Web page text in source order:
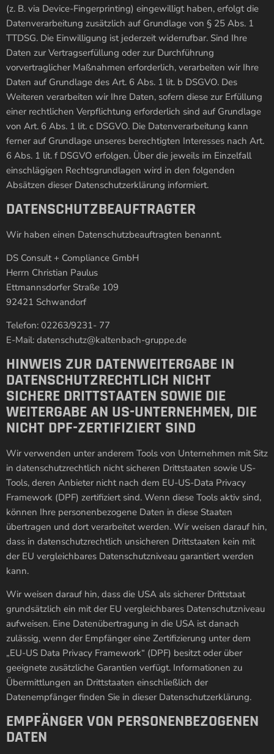
(z. B. via Device-Fingerprinting) eingewilligt haben, erfolgt die
Datenverarbeitung zusätzlich auf Grundlage von § 25 Abs. 1
TTDSG. Die Einwilligung ist jederzeit widerrufbar. Sind Ihre
Daten zur Vertragserfüllung oder zur Durchführung
vorvertraglicher Maßnahmen erforderlich, verarbeiten wir Ihre
Daten auf Grundlage des Art. 6 Abs. 1 lit. b DSGVO. Des
Weiteren verarbeiten wir Ihre Daten, sofern diese zur Erfüllung
einer rechtlichen Verpflichtung erforderlich sind auf Grundlage
von Art. 6 Abs. 1 lit. c DSGVO. Die Datenverarbeitung kann
ferner auf Grundlage unseres berechtigten Interesses nach Art.
6 Abs. 1 lit. f DSGVO erfolgen. Über die jeweils im Einzelfall
einschlägigen Rechtsgrundlagen wird in den folgenden
Absätzen dieser Datenschutzerklärung informiert.
DATENSCHUTZ­BEAUFTRAGTER
Wir haben einen Datenschutzbeauftragten benannt.
DS Consult + Compliance GmbH
Herrn Christian Paulus
Ettmannsdorfer Straße 109
92421 Schwandorf
Telefon: 02263/9231- 77
E-Mail: datenschutz@kaltenbach-gruppe.de
HINWEIS ZUR DATENWEITERGABE IN
DATENSCHUTZRECHTLICH NICHT
SICHERE DRITTSTAATEN SOWIE DIE
WEITERGABE AN US-UNTERNEHMEN, DIE
NICHT DPF-ZERTIFIZIERT SIND
Wir verwenden unter anderem Tools von Unternehmen mit Sitz
in datenschutzrechtlich nicht sicheren Drittstaaten sowie US-
Tools, deren Anbieter nicht nach dem EU-US-Data Privacy
Framework (DPF) zertifiziert sind. Wenn diese Tools aktiv sind,
können Ihre personenbezogene Daten in diese Staaten
übertragen und dort verarbeitet werden. Wir weisen darauf hin,
dass in datenschutzrechtlich unsicheren Drittstaaten kein mit
der EU vergleichbares Datenschutzniveau garantiert werden
kann.
Wir weisen darauf hin, dass die USA als sicherer Drittstaat
grundsätzlich ein mit der EU vergleichbares Datenschutzniveau
aufweisen. Eine Datenübertragung in die USA ist danach
zulässig, wenn der Empfänger eine Zertifizierung unter dem
„EU-US Data Privacy Framework“ (DPF) besitzt oder über
geeignete zusätzliche Garantien verfügt. Informationen zu
Übermittlungen an Drittstaaten einschließlich der
Datenempfänger finden Sie in dieser Datenschutzerklärung.
EMPFÄNGER VON PERSONENBEZOGENEN
DATEN